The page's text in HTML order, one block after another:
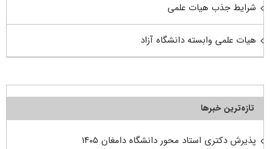
شرایط جذب هیات علمی
هیات علمی وابسته دانشگاه آزاد
تازه‌ترین خبرها
پذیرش دکتری استاد محور دانشگاه دامغان ۱۴۰۵